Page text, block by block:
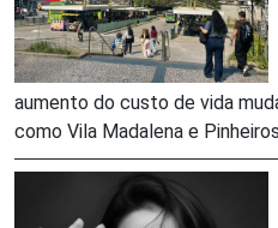
aumento do custo de vida
como Vila Madalena e